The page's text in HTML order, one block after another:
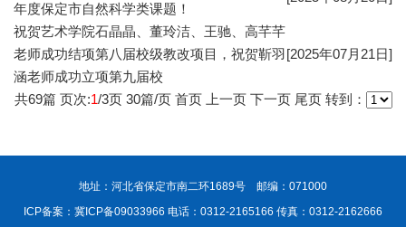
年度保定市自然科学类课题！
祝贺艺术学院石晶晶、董玲洁、王驰、高芊芊
老师成功结项第八届校级教改项目，祝贺靳羽
涵老师成功立项第九届校
[2025年07月21日]
共69篇 页次:1/3页 30篇/页 首页 上一页 下一页 尾页 转到：
地址：河北省保定市南二环1689号 邮编：071000
ICP备案：冀ICP备09033966 电话：0312-2165166 传真：0312-2162666